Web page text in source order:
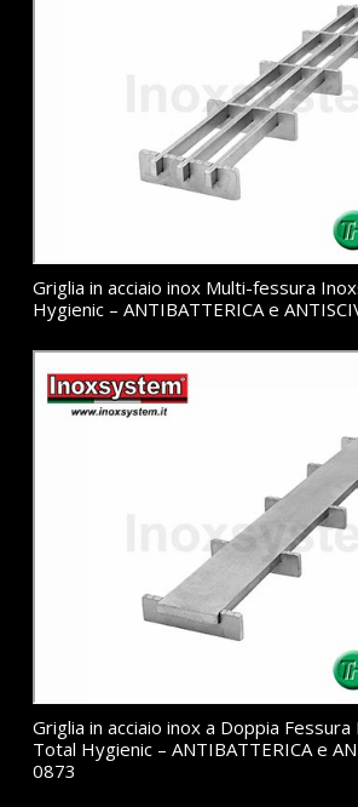
Griglia in acciaio inox Multi-fessura
Hygienic – ANTIBATTERICA e
Griglia in acciaio inox a Doppia
Total Hygienic – ANTIBATTERICA e
0873